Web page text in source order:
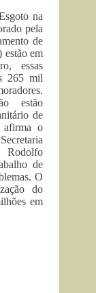
na
pela
de
estão em
essas
265 mil
estão
de
afirma o
Rodolfo
de
O
do
em